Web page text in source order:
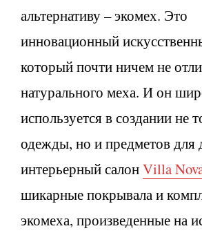
альтернативу – экомех. Это
инновационный
который почти ничем не
натурального меха. И он
используется в создании не
одежды, но и предметов для
интерьерный салонVilla
шикарные покрывала и
экомеха, произведенные на